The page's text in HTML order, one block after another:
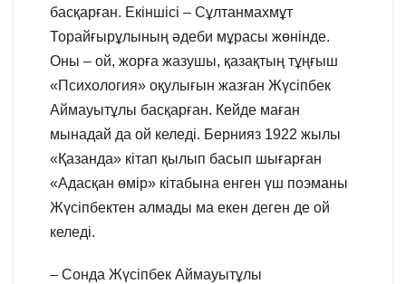
басқарған. Екіншісі – Сұлтанмахмұт
Торайғырұлының әдеби мұрасы жөнінде.
Оны – ой, жорға жазушы, қазақтың тұңғыш
«Психология» оқулығын жазған Жүсіпбек
Аймауытұлы басқарған. Кейде маған
мынадай да ой келеді. Бернияз 1922 жылы
«Қазанда» кітап қылып басып шығарған
«Адасқан өмір» кітабына енген үш поэманы
Жүсіпбектен алмады ма екен деген де ой
келеді.
– Сонда Жүсіпбек Аймауытұлы